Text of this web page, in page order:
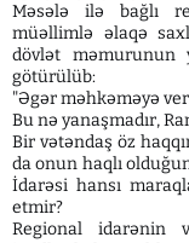
Məsələ ilə bağlı
müəllimlə əlaqə
dövlət məmurunun
götürülüb:
"Əgər məhkəməyə
​Bu nə yanaşmadır,
Bir vətəndaş öz
da onun haqlı
İdarəsi hansı
etmir?
​Regional idarənin